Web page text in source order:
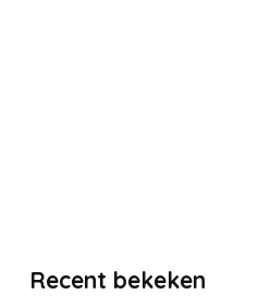
Recent bekeken